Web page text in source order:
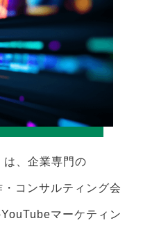
、企業専門の
コンサルティング会
マーケティン